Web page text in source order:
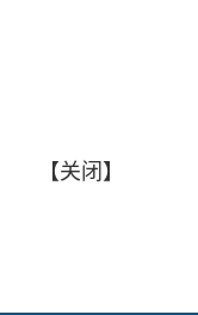
【关闭 】